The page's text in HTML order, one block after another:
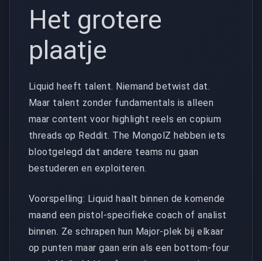
Het grotere
plaatje
Liquid heeft talent. Niemand betwist dat.
Maar talent zonder fundamentals is alleen
maar content voor highlight reels en copium
threads op Reddit. The MongolZ hebben iets
blootgelegd dat andere teams nu gaan
bestuderen en exploiteren.
Voorspelling: Liquid haalt binnen de komende
maand een pistol-specifieke coach of analist
binnen. Ze schrapen hun Major-plek bij elkaar
op punten maar gaan erin als een bottom-four